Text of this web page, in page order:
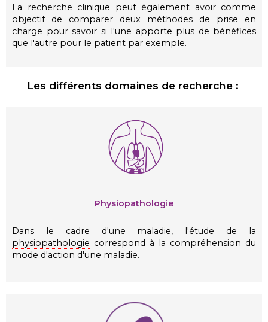
La recherche clinique peut également avoir comme
objectif de comparer deux méthodes de prise en
charge pour savoir si l'une apporte plus de bénéfices
que l'autre pour le patient par exemple.
Les différents domaines de recherche :
Physiopathologie
Dans le cadre d'une maladie, l'étude de la
physiopathologie correspond à la compréhension du
mode d'action d'une maladie.